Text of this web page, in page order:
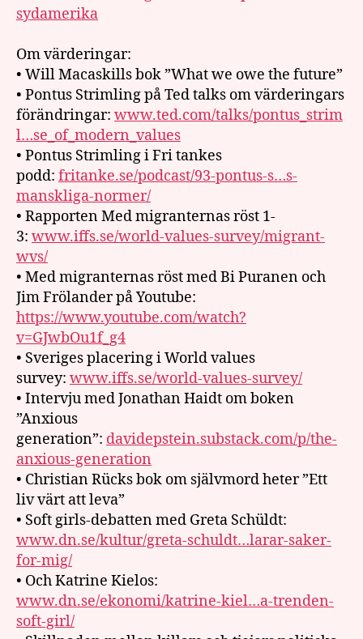
sydamerika
Om värderingar:
• Will Macaskills bok ”What we owe the future”
• Pontus Strimling på Ted talks om värderingars
förändringar: www.ted.com/talks/pontus_strim
l…se_of_modern_values
• Pontus Strimling i Fri tankes
podd: fritanke.se/podcast/93-pontus-s…s-
manskliga-normer/
• Rapporten Med migranternas röst 1-
3: www.iffs.se/world-values-survey/migrant-
wvs/
• Med migranternas röst med Bi Puranen och
Jim Frölander på Youtube:
https://www.youtube.com/watch?
v=GJwbOu1f_g4
• Sveriges placering i World values
survey: www.iffs.se/world-values-survey/
• Intervju med Jonathan Haidt om boken
”Anxious
generation”: davidepstein.substack.com/p/the-
anxious-generation
• Christian Rücks bok om självmord heter ”Ett
liv värt att leva”
• Soft girls-debatten med Greta Schüldt:
www.dn.se/kultur/greta-schuldt…larar-saker-
for-mig/
• Och Katrine Kielos:
www.dn.se/ekonomi/katrine-kiel…a-trenden-
soft-girl/